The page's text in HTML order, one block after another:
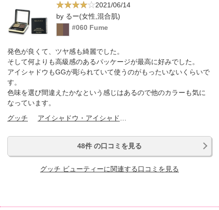
2021/06/14
by るー(女性,混合肌)
#060 Fume
発色が良くて、ツヤ感も綺麗でした。
そして何よりも高級感のあるパッケージが最高に好みでした。
アイシャドウもGGが彫られていて使うのがもったいないくらいで
す。
色味を選び間違えたかなという感じはあるので他のカラーも気に
なっています。
グッチ
48件 の口コミを見る
グッチ ビューティーに関連する口コミを見る